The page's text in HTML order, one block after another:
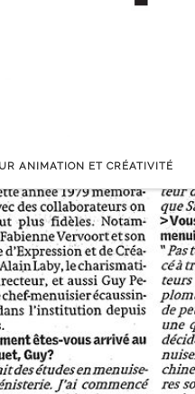
ANIMATION ET CRÉATIVITÉ